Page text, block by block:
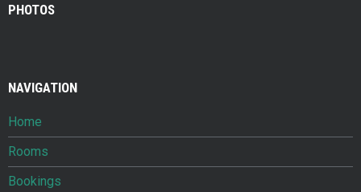
PHOTOS
NAVIGATION
Home
Rooms
Bookings